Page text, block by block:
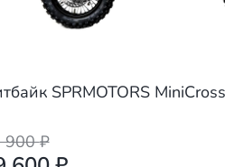
SPRMOTORS
900₽